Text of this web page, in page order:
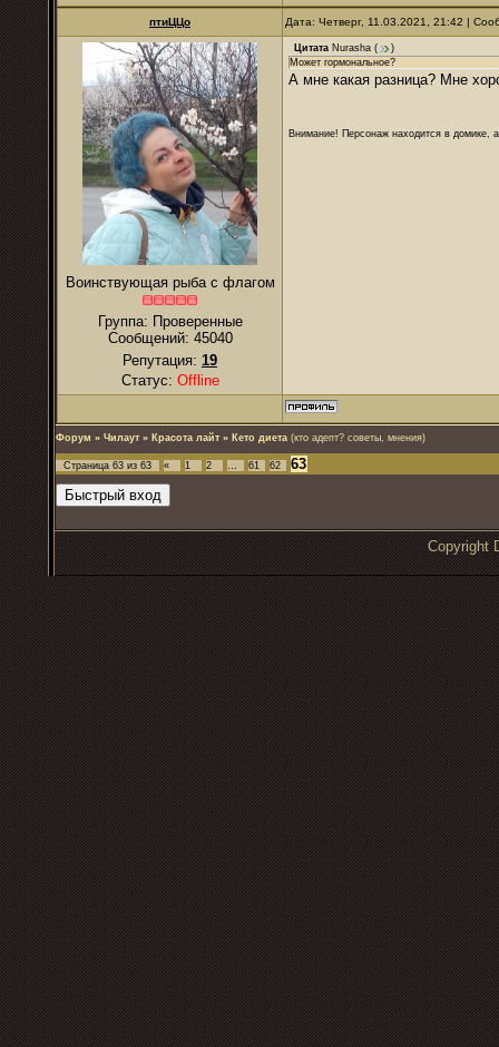
птиЦЦо Дата: Четверг, 11.03.2021, 21:42 |
Воинствующая рыба с флагом
Группа: Проверенные
Сообщений: 45040
Репутация: 19
Статус: Offline
Цитата Nurаsha (
)
Может гормональное?
А мне какая разница? Мне
Внимание! Персонаж находится в домике,
Форум » Чилаут » Красота лайт » Кето диета (кто адепт? советы, мнения)
Страница 63 из 63 « 1 2 … 61 62 63
Copyright